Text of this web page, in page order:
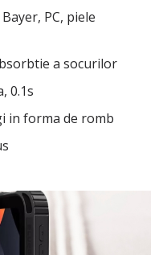
PC, piele
a socurilor
0.1s
in forma de romb